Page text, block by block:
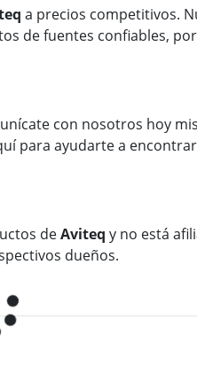
a precios competitivos.
de fuentes confiables,
con nosotros hoy
para ayudarte a
deAviteq y no está
dueños.